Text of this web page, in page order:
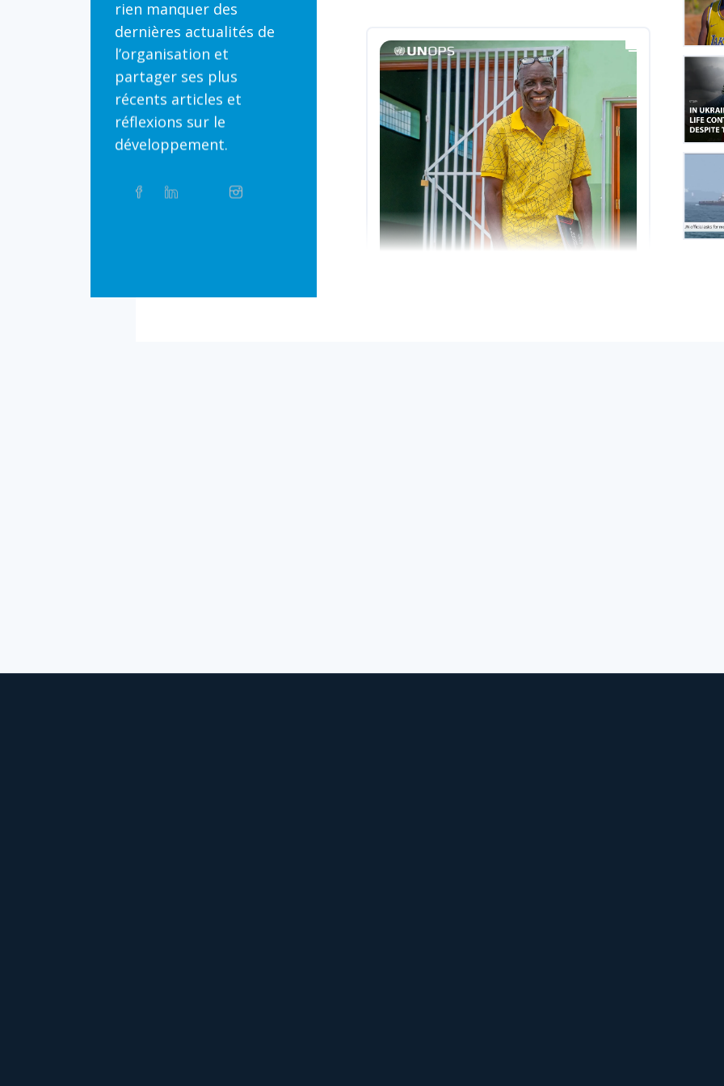
rien manquer des
dernières actualités de
l’organisation et
partager ses plus
récents articles et
réflexions sur le
développement.
Partager
sur FacebookLinkedinTwitterInstagram